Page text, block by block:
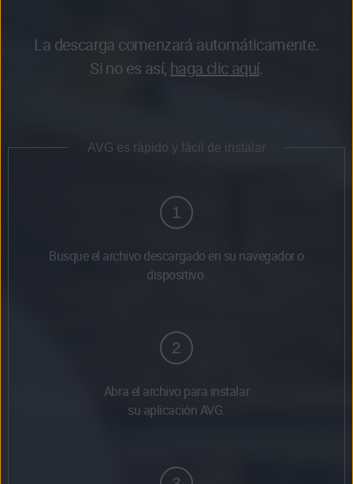
La descarga comenzará automáticamente.
Si no es así, haga clic aquí.
AVG es rápido y fácil de instalar
1
Busque el archivo descargado en su navegador o
dispositivo.
2
Abra el archivo para instalar
su aplicación AVG.